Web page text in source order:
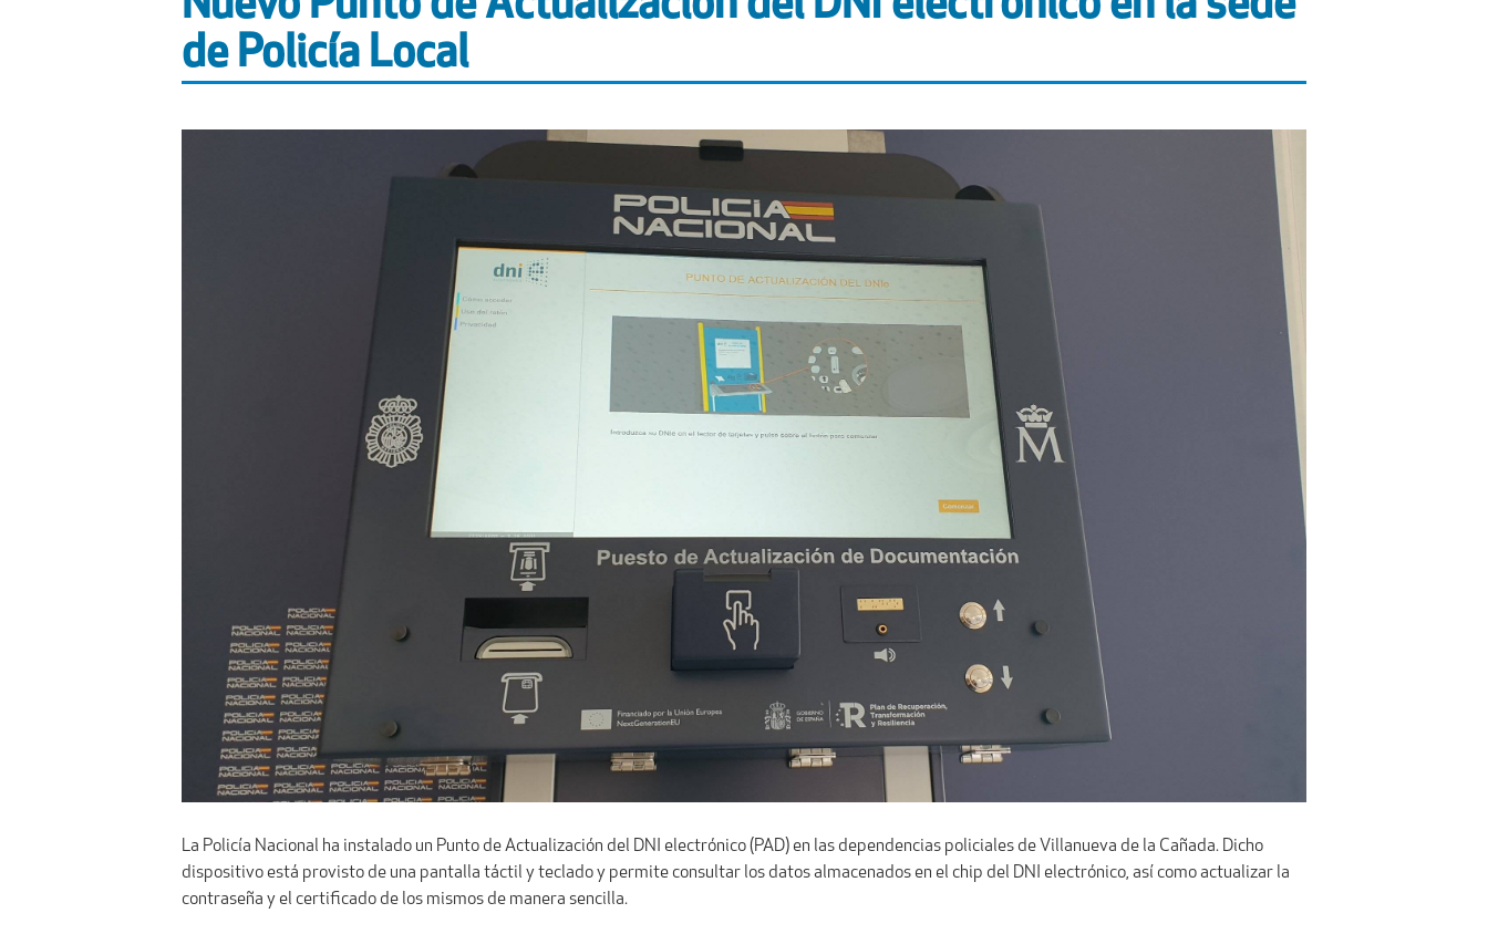
de Policía Local
La Policía Nacional ha instalado un Punto de Actualización del DNI electrónico (PAD) en las dependencias policiales de Villanueva de la Cañada. Dicho
dispositivo está provisto de una pantalla táctil y teclado y permite consultar los datos almacenados en el chip del DNI electrónico, así como actualizar la
contraseña y el certificado de los mismos de manera sencilla.